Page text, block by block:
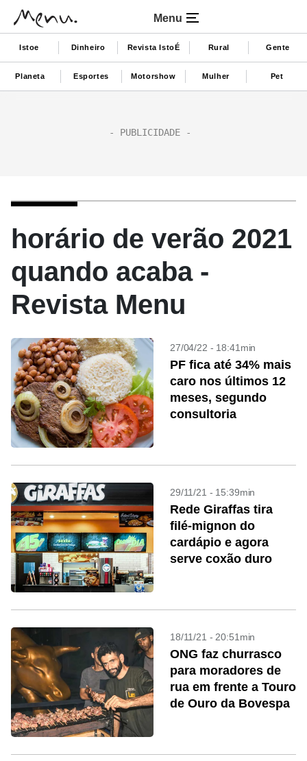
Menu
Istoe Dinheiro Revista IstoÉ Rural Gente
Planeta Esportes Motorshow Mulher Pet
horário de verão 2021
quando acaba -
Revista Menu
27/04/22 - 18:41min
PF fica até 34% mais
caro nos últimos 12
meses, segundo
consultoria
29/11/21 - 15:39min
Rede Giraffas tira
filé-mignon do
cardápio e agora
serve coxão duro
18/11/21 - 20:51min
ONG faz churrasco
para moradores de
rua em frente a Touro
de Ouro da Bovespa